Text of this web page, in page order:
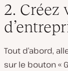
2. Créez
Tout d’abord,
sur le bouton «